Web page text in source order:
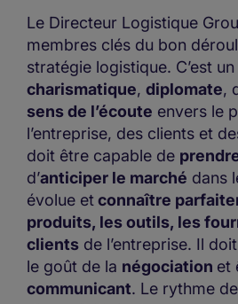
Le Directeur Logistique
membres clés du bon
stratégie logistique. C’est un
charismatique, diplomate,
sens de l’écoute envers le
l’entreprise, des clients et
doit être capable de
d’anticiper le marché dans
évolue et connaître
produits, les outils, les
clients de l’entreprise. Il
le goût de la négociation et
communicant. Le rythme